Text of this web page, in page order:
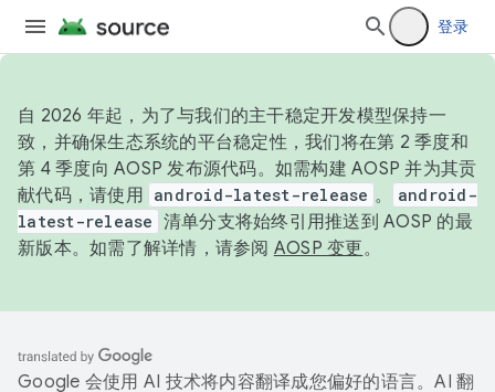
登录
自 2026 年起，为了与我们的主干稳定开发模型保持一
致，并确保生态系统的平台稳定性，我们将在第 2 季度和
第 4 季度向 AOSP 发布源代码。如需构建 AOSP 并为其贡
献代码，请使用 android-latest-release 。
android-
latest-release 清单分支将始终引用推送到 AOSP 的最
新版本。如需了解详情，请参阅 AOSP 变更。
Google 会使用 AI 技术将内容翻译成您偏好的语言。AI 翻